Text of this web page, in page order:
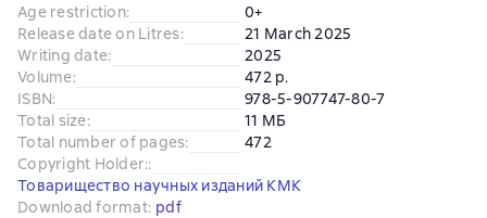
Age restriction:
0+
Release date on Litres:
21 March 2025
Writing date:
2025
Volume:
472 p.
ISBN:
978-5-907747-80-7
Total size:
11 МБ
Total number of pages:
472
Copyright Holder::
Товарищество научных изданий КМК
Download format: pdf